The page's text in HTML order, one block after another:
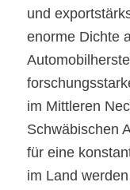
und
enorme Dichte
im Mittleren
Schwäbischen
für eine
im Land